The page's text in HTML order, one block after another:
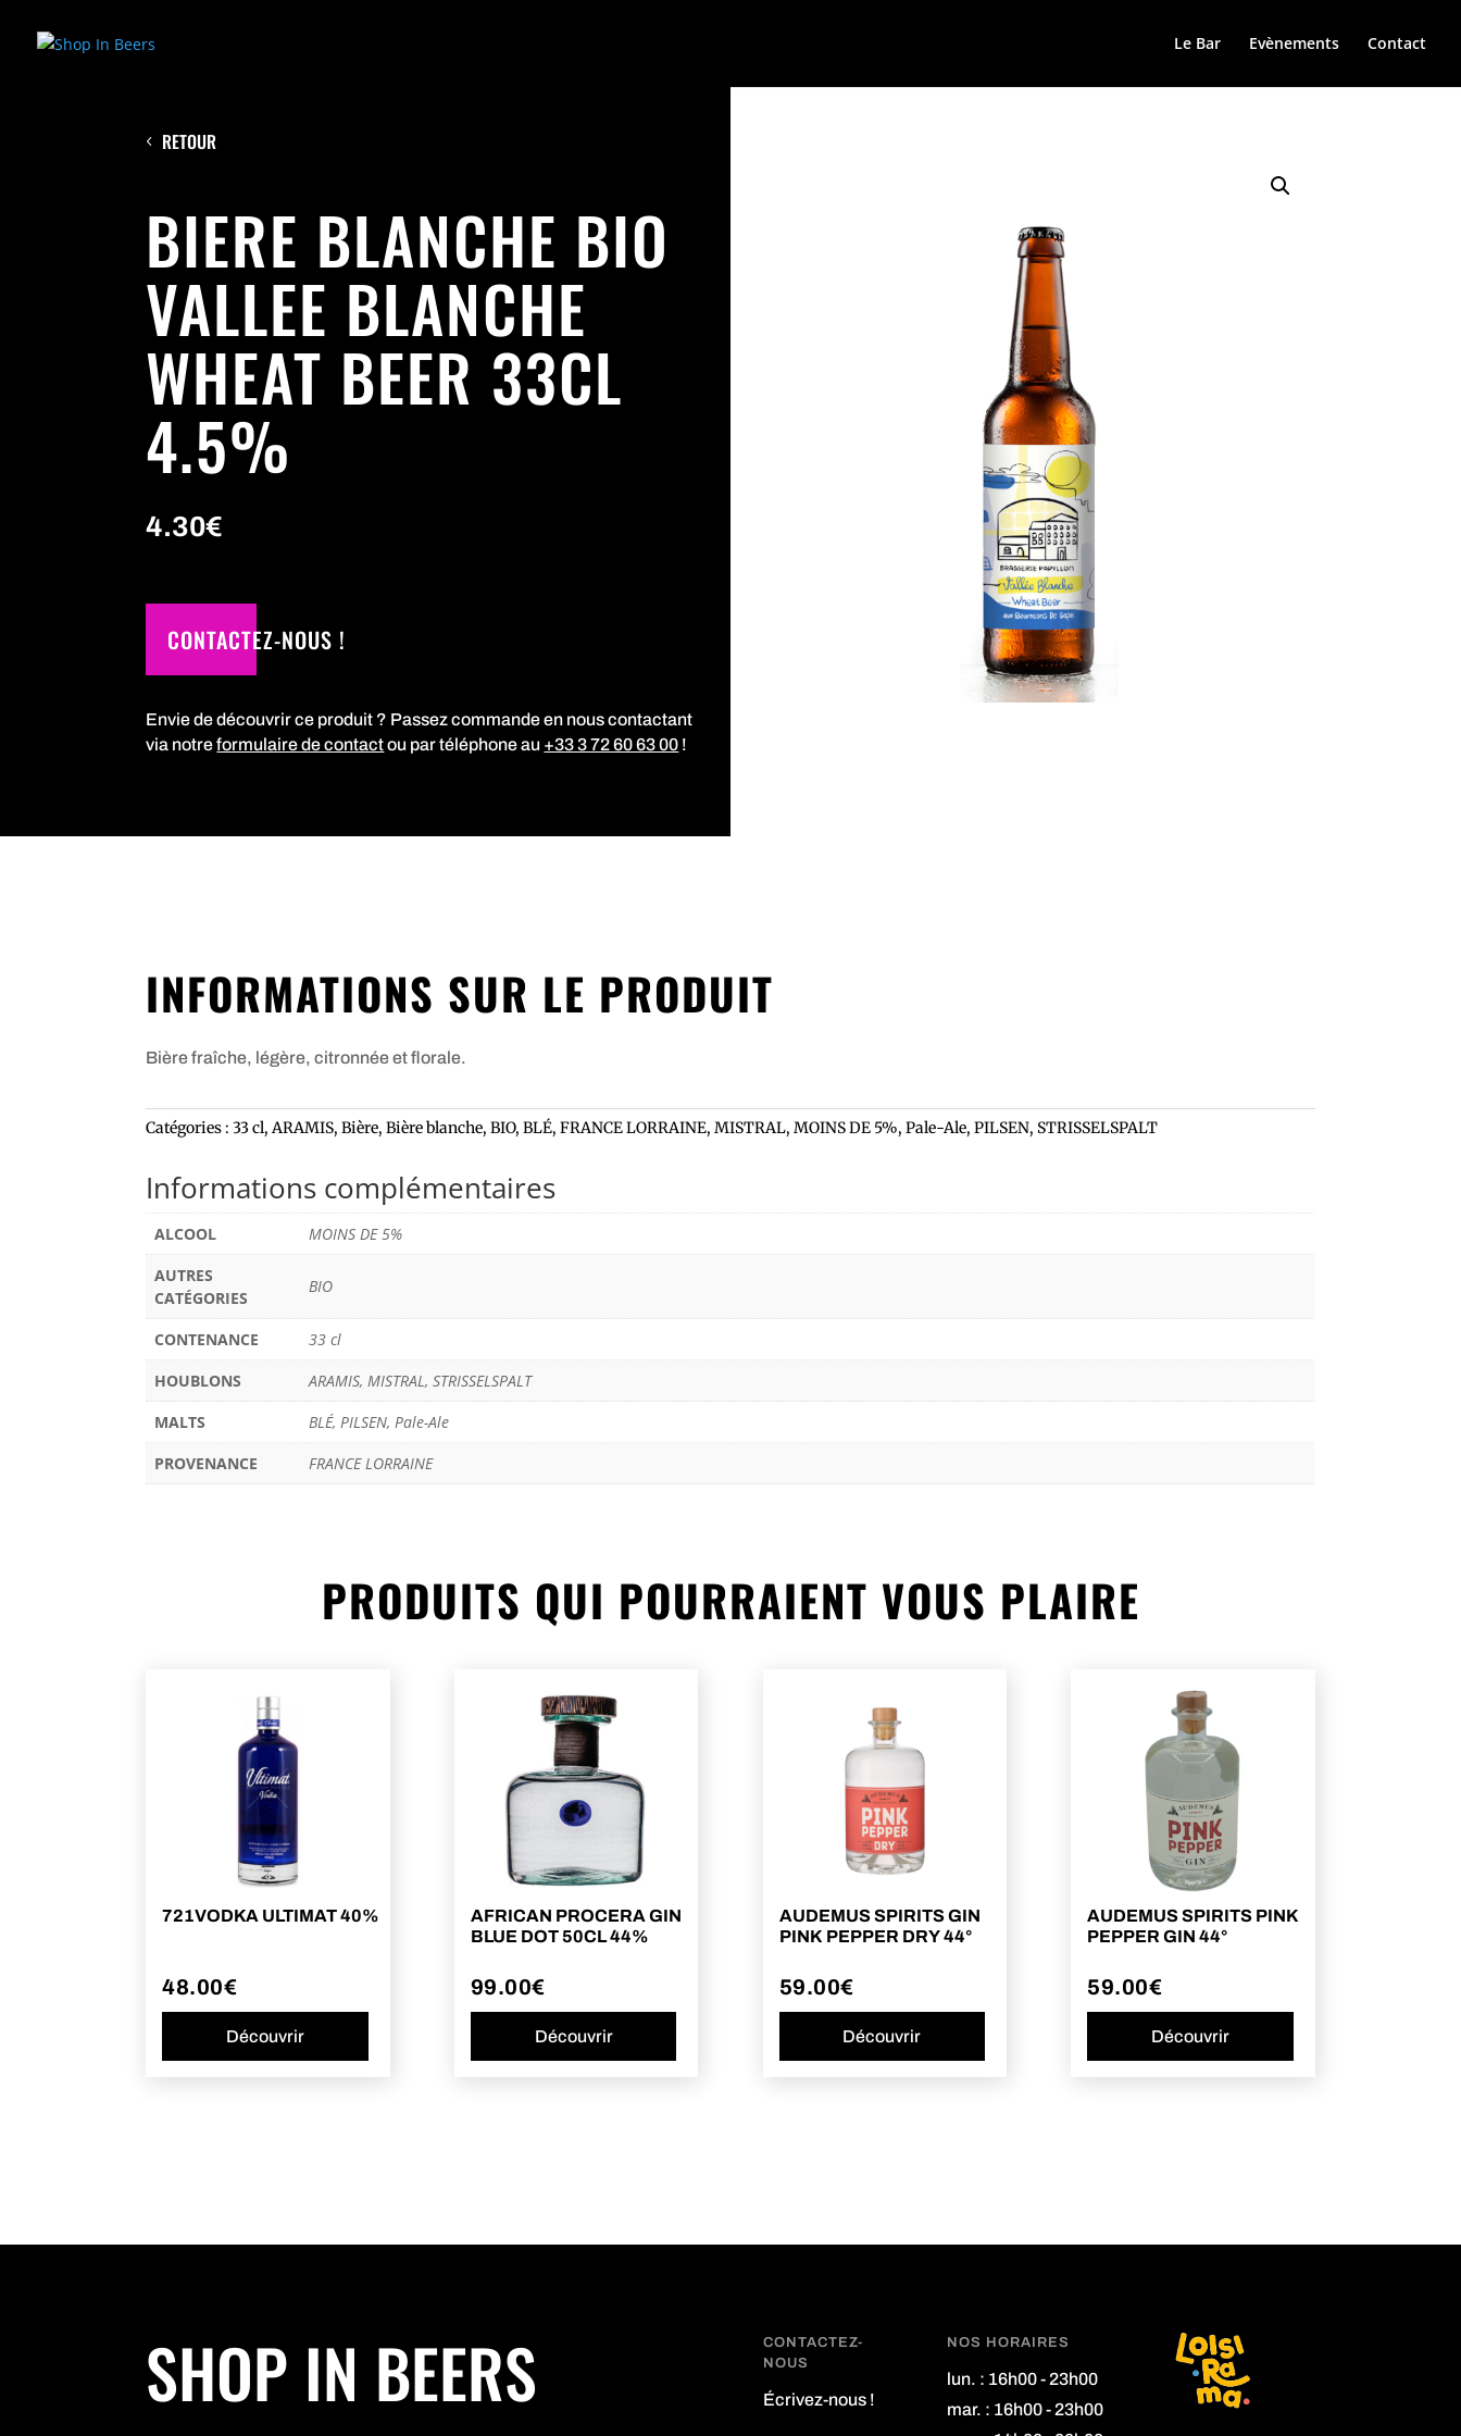
Le Bar Evènements Contact
RETOUR
BIERE BLANCHE BIO
VALLEE BLANCHE
WHEAT BEER 33CL
4.5%
4.30€
CONTACTEZ-NOUS !
Envie de découvrir ce produit ? Passez commande en nous contactant
via notreformulaire de contactou par téléphone au +33 3 72 60 63 00 !
INFORMATIONS SUR LE PRODUIT
Bière fraîche, légère, citronnée et florale.
Catégories :33 cl,ARAMIS,Bière,Bière blanche,BIO,BLÉ,FRANCE LORRAINE,MISTRAL,MOINS DE 5%,Pale-Ale,PILSEN, STRISSELSPALT
Informations complémentaires
ALCOOL
MOINS DE 5%
AUTRES
CATÉGORIES
BIO
CONTENANCE
33 cl
HOUBLONS
ARAMIS, MISTRAL, STRISSELSPALT
MALTS
BLÉ, PILSEN, Pale-Ale
PROVENANCE
FRANCE LORRAINE
PRODUITS QUI POURRAIENT VOUS PLAIRE
721VODKA ULTIMAT 40%
48.00€
Découvrir
AFRICAN PROCERA GIN
BLUE DOT 50CL 44%
99.00€
Découvrir
AUDEMUS SPIRITS GIN
PINK PEPPER DRY 44°
59.00€
Découvrir
AUDEMUS SPIRITS PINK
PEPPER GIN 44°
59.00€
Découvrir
SHOP IN BEERS
CONTACTEZ-
NOUS
Écrivez-nous !
NOS HORAIRES
lun. : 16h00 - 23h00
mar. : 16h00 - 23h00